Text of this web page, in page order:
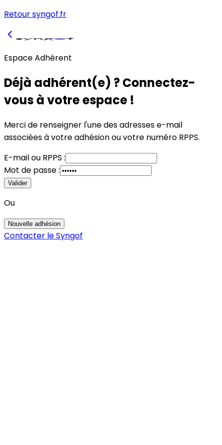
Retour syngof.fr
Espace Adhérent
Déjà adhérent(e) ? Connectez-
vous à votre espace !
Merci de renseigner l'une des adresses e-mail
associées à votre adhésionouvotre numéro RPPS.
E-mailou RPPS :
Mot de passe :
Valider
Ou
Nouvelle adhésion
Contacter le Syngof